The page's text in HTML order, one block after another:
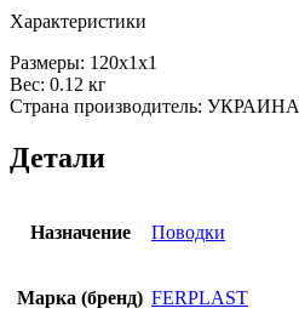
Характеристики
Размеры: 120х1х1
Вес: 0.12 кг
Страна производитель: УКРАИНА
Детали
Назначение Поводки
Марка (бренд) FERPLAST